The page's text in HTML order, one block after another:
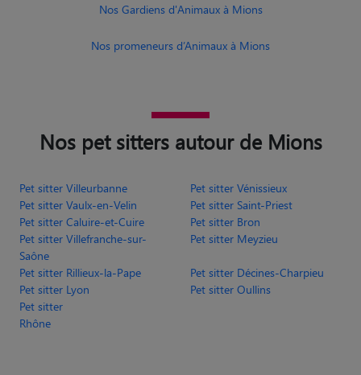
Nos Gardiens d'Animaux à Mions
Nos promeneurs d’Animaux à Mions
Nos pet sitters autour de Mions
Pet sitter Villeurbanne
Pet sitter Vénissieux
Pet sitter Vaulx-en-Velin
Pet sitter Saint-Priest
Pet sitter Caluire-et-Cuire
Pet sitter Bron
Pet sitter Villefranche-sur-
Saône
Pet sitter Meyzieu
Pet sitter Rillieux-la-Pape
Pet sitter Décines-Charpieu
Pet sitter Lyon
Pet sitter Oullins
Pet sitter
Rhône